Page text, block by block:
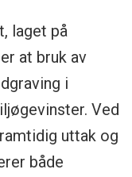
laget på
at bruk av
i
Ved
uttak og
både